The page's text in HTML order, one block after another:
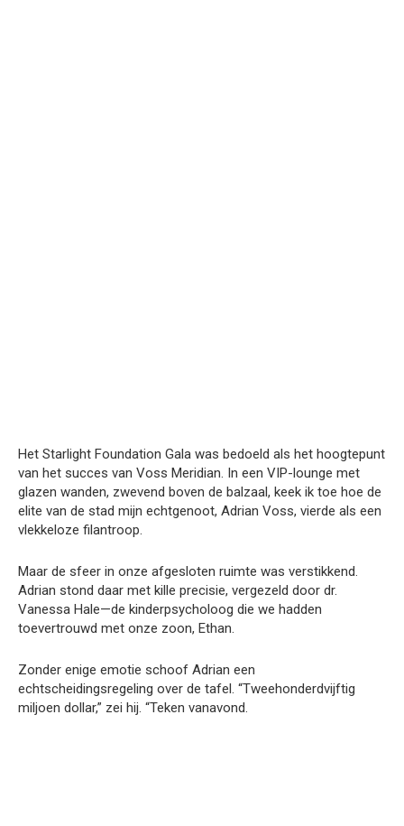
Het Starlight Foundation Gala was bedoeld als het hoogtepunt
van het succes van Voss Meridian. In een VIP-lounge met
glazen wanden, zwevend boven de balzaal, keek ik toe hoe de
elite van de stad mijn echtgenoot, Adrian Voss, vierde als een
vlekkeloze filantroop.
Maar de sfeer in onze afgesloten ruimte was verstikkend.
Adrian stond daar met kille precisie, vergezeld door dr.
Vanessa Hale—de kinderpsycholoog die we hadden
toevertrouwd met onze zoon, Ethan.
Zonder enige emotie schoof Adrian een
echtscheidingsregeling over de tafel. “Tweehonderdvijftig
miljoen dollar,” zei hij. “Teken vanavond.